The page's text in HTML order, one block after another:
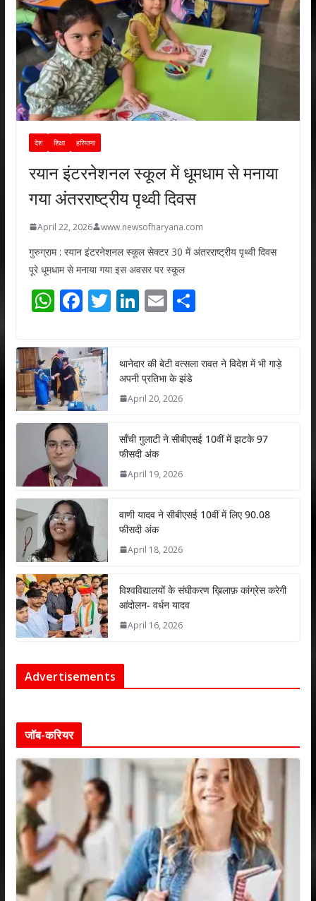
देश शिक्षा हरियाणा
रयान इंटरनेशनल स्कूल में धूमधाम से मनाया
गया अंतरराष्ट्रीय पृथ्वी दिवस
April 22, 2026 www.newsofharyana.com
गुरुग्राम : रयान इंटरनेशनल स्कूल सेक्टर 30 में अंतरराष्ट्रीय पृथ्वी दिवस
पूरे धूमधाम से मनाया गया इस अवसर पर स्कूल
W
at
s
A
p
p
F
e
b
o
o
T
er
Li
e
dI
E
l
S
e
थानेदार की बेटी वत्सला रावत ने विदेश में भी गाड़े
अपनी प्रतिभा के झंडे
April 20, 2026
साँची गुलाटी ने सीबीएसई 10वीं में झटके 97
फीसदी अंक
April 19, 2026
वाणी यादव ने सीबीएसई 10वीं में लिए 90.08
फीसदी अंक
April 18, 2026
विश्वविद्यालयों के संघीकरण ख़िलाफ़ कांग्रेस करेगी
आंदोलन- वर्धन यादव
April 16, 2026
Advertisements
जॉब-करियर